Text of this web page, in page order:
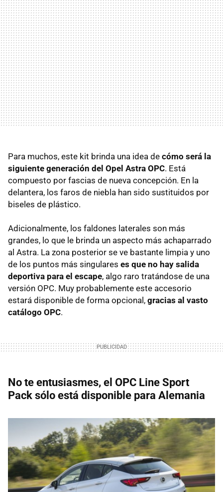
Para muchos, este kit brinda una idea de cómo será la
siguiente generación del Opel Astra OPC. Está
compuesto por fascias de nueva concepción. En la
delantera, los faros de niebla han sido sustituidos por
biseles de plástico.
Adicionalmente, los faldones laterales son más
grandes, lo que le brinda un aspecto más achaparrado
al Astra. La zona posterior se ve bastante limpia y uno
de los puntos más singulares es que no hay salida
deportiva para el escape, algo raro tratándose de una
versión OPC. Muy probablemente este accesorio
estará disponible de forma opcional, gracias al vasto
catálogo OPC.
No te entusiasmes, el OPC Line Sport
Pack sólo está disponible para Alemania